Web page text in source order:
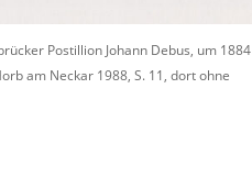
Postillion Johann Debus, um 1884
am Neckar 1988, S. 11, dort ohne